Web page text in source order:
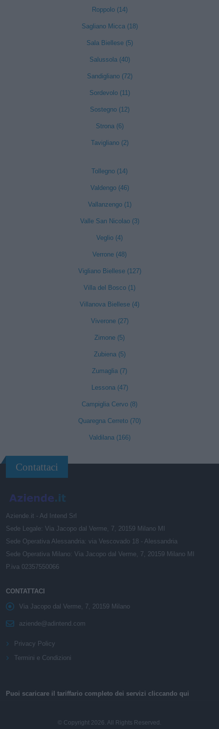
Roppolo (14)
Sagliano Micca (18)
Sala Biellese (5)
Salussola (40)
Sandigliano (72)
Sordevolo (11)
Sostegno (12)
Strona (6)
Tavigliano (2)
Tollegno (14)
Valdengo (46)
Vallanzengo (1)
Valle San Nicolao (3)
Veglio (4)
Verrone (48)
Vigliano Biellese (127)
Villa del Bosco (1)
Villanova Biellese (4)
Viverone (27)
Zimone (5)
Zubiena (5)
Zumaglia (7)
Lessona (47)
Campiglia Cervo (8)
Quaregna Cerreto (70)
Valdilana (166)
Contattaci
Aziende.it - Ad Intend Srl
Sede Legale: Via Jacopo dal Verme, 7, 20159 Milano MI
Sede Operativa Alessandria: via Vescovado 18 - Alessandria
Sede Operativa Milano: Via Jacopo dal Verme, 7, 20159 Milano MI
P.iva 02357550066
CONTATTACI
Via Jacopo dal Verme, 7, 20159 Milano
aziende@adintend.com
Privacy Policy
Termini e Condizioni
Puoi scaricare il tariffario completo dei servizi cliccando qui
© Copyright 2026. All Rights Reserved.